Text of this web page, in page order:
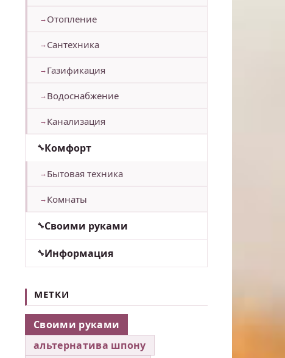
Отопление
Сантехника
Газификация
Водоснабжение
Канализация
Комфорт
Бытовая техника
Комнаты
Своими руками
Информация
МЕТКИ
Своими руками
альтернатива шпону